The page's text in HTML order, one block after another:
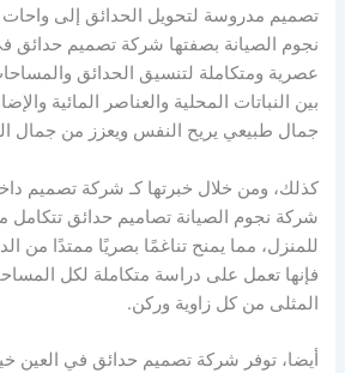
تصميم مدروسة لتحويل الحدائق إلى
نجوم الصيانة بصفتها شركة تصميم حدائق
عصرية ومتكاملة لتنسيق الحدائق
بين النباتات المحلية والعناصر المائية
جمال طبيعي يريح النفس ويعزز من جمال
كذلك، ومن خلال خبرتها كـ شركة تصميم
شركة نجوم الصيانة تصاميم حدائق تتكامل
للمنزل، مما يمنح تناغمًا بصريًا ممتدًا من
فإنها تعمل على دراسة متكاملة لكل
المثلى من كل زاوية وركن.
أيضا، توفر شركة تصميم حدائق في العين